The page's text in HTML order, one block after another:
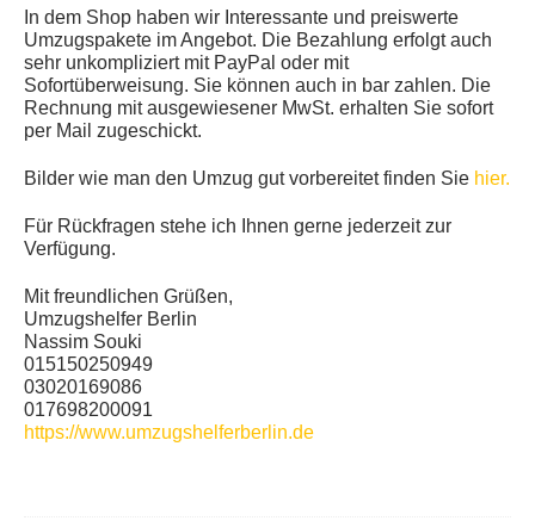
In dem Shop haben wir Interessante und preiswerte
Umzugspakete im Angebot. Die Bezahlung erfolgt auch
sehr unkompliziert mit PayPal oder mit
Sofortüberweisung. Sie können auch in bar zahlen. Die
Rechnung mit ausgewiesener MwSt. erhalten Sie sofort
per Mail zugeschickt.
Bilder wie man den Umzug gut vorbereitet finden Sie hier.
Für Rückfragen stehe ich Ihnen gerne jederzeit zur
Verfügung.
Mit freundlichen Grüßen,
Umzugshelfer Berlin
Nassim Souki
015150250949
03020169086
017698200091
https://www.umzugshelferberlin.de